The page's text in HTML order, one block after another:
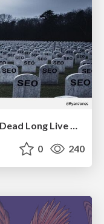
State of Search Keynote: SEO is Dead Long Live SEO
0 240